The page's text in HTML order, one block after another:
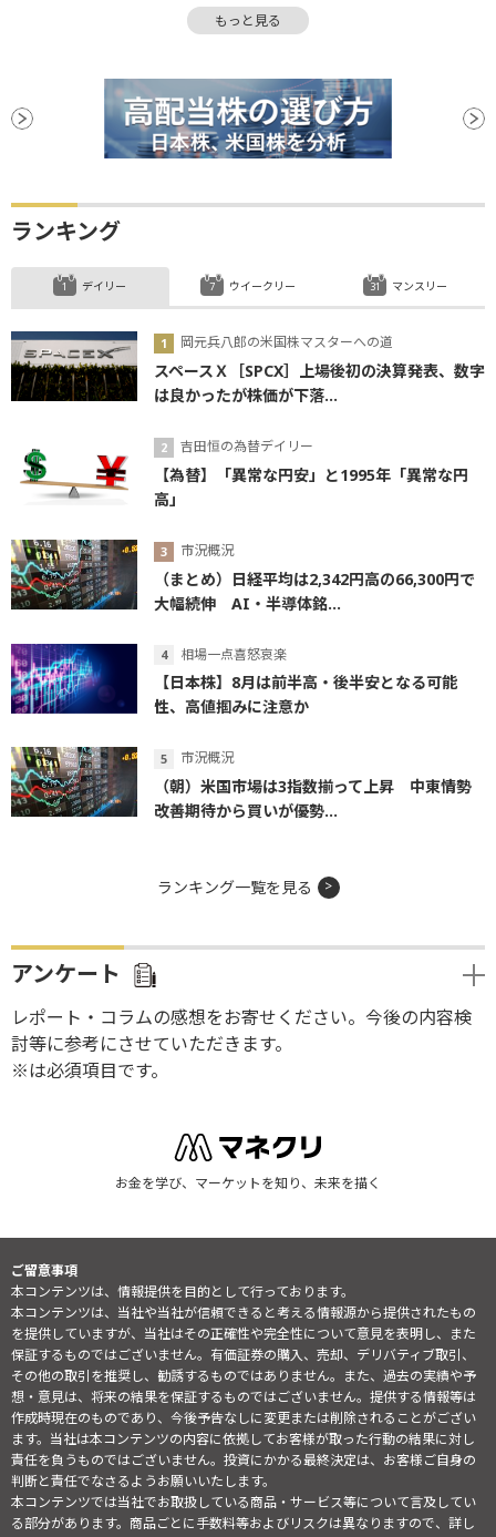
円高 株主
後場 材料 政策金利
前引け
日銀
ハト派 バリュエーション
引け
利下げ
もっと見る
ランキング
デイリー
岡元兵八郎の米国株マスターへの道
スペースＸ［SPCX］上場後初の決算発表、数字
は良かったが株価が下落...
吉田恒の為替デイリー
【為替】「異常な円安」と1995年「異常な円
高」
市況概況
（まとめ）日経平均は2,342円高の66,300円で
大幅続伸 AI・半導体銘...
相場一点喜怒哀楽
【日本株】8月は前半高・後半安となる可能
性、高値掴みに注意か
市況概況
（朝）米国市場は3指数揃って上昇 中東情勢
改善期待から買いが優勢...
ウイークリー マンスリー
ランキング一覧を見る
アンケート
レポート・コラムの感想をお寄せください。今後の内容検
討等に参考にさせていただきます。
※は必須項目です。
お金を学び、マーケットを知り、未来を描く
ご留意事項
本コンテンツは、情報提供を目的として行っております。
本コンテンツは、当社や当社が信頼できると考える情報源から提供されたもの
を提供していますが、当社はその正確性や完全性について意見を表明し、また
保証するものではございません。有価証券の購入、売却、デリバティブ取引、
その他の取引を推奨し、勧誘するものではありません。また、過去の実績や予
想・意見は、将来の結果を保証するものではございません。提供する情報等は
作成時現在のものであり、今後予告なしに変更または削除されることがござい
ます。当社は本コンテンツの内容に依拠してお客様が取った行動の結果に対し
責任を負うものではございません。投資にかかる最終決定は、お客様ご自身の
判断と責任でなさるようお願いいたします。
本コンテンツでは当社でお取扱している商品・サービス等について言及してい
る部分があります。商品ごとに手数料等およびリスクは異なりますので、詳し